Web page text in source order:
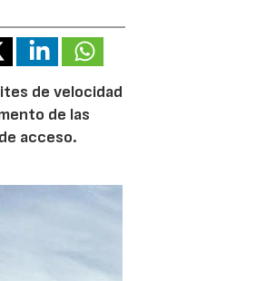
de velocidad
de las
acceso.